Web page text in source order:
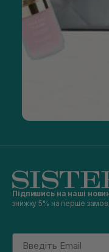
Підпишись на наші
знижку 5% на перше
Email